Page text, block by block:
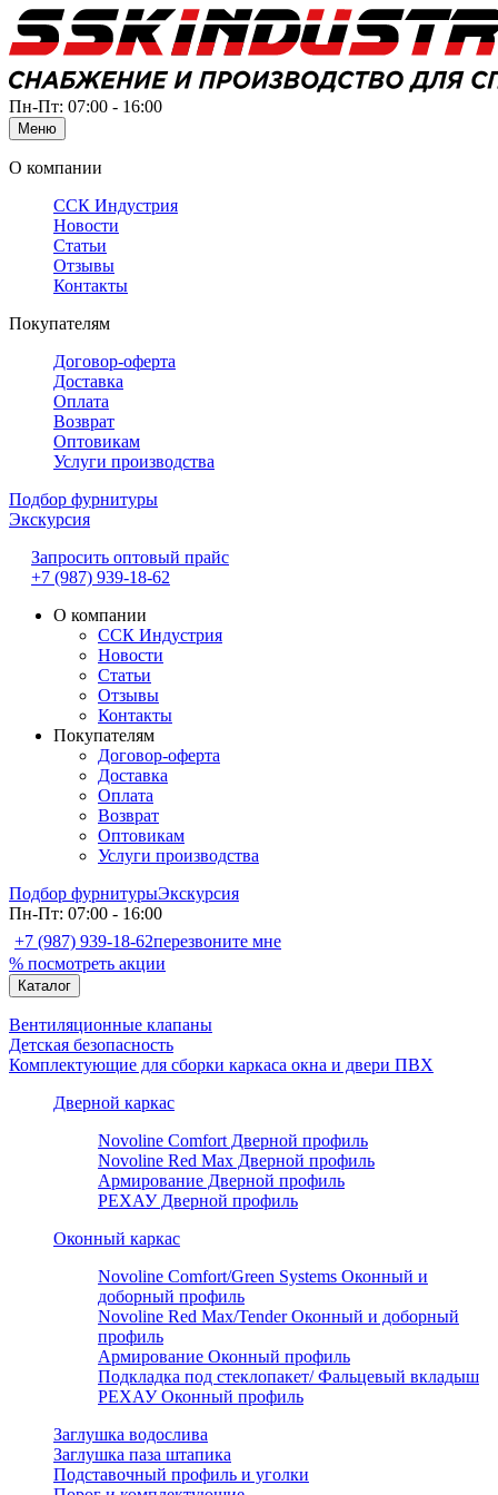
Пн-Пт: 07:00 - 16:00
Меню
О компании
ССК Индустрия
Новости
Статьи
Отзывы
Контакты
Покупателям
Договор-оферта
Доставка
Оплата
Возврат
Оптовикам
Услуги производства
Подбор фурнитуры
Экскурсия
Запросить оптовый прайс
+7 (987) 939-18-62
О компании
ССК Индустрия
Новости
Статьи
Отзывы
Контакты
Покупателям
Договор-оферта
Доставка
Оплата
Возврат
Оптовикам
Услуги производства
Подбор фурнитурыЭкскурсия
Пн-Пт: 07:00 - 16:00
+7 (987) 939-18-62перезвоните мне
% посмотреть акции
Каталог
Вентиляционные клапаны
Детская безопасность
Комплектующие для сборки каркаса окна и двери ПВХ
Дверной каркас
Novoline Comfort Дверной профиль
Novoline Red Мax Дверной профиль
Армирование Дверной профиль
РЕХАУ Дверной профиль
Оконный каркас
Novoline Comfort/Green Systems Оконный и
доборный профиль
Novoline Red Max/Tender Оконный и доборный
профиль
Армирование Оконный профиль
Подкладка под стеклопакет/ Фальцевый вкладыш
РЕХАУ Оконный профиль
Заглушка водослива
Заглушка паза штапика
Подставочный профиль и уголки